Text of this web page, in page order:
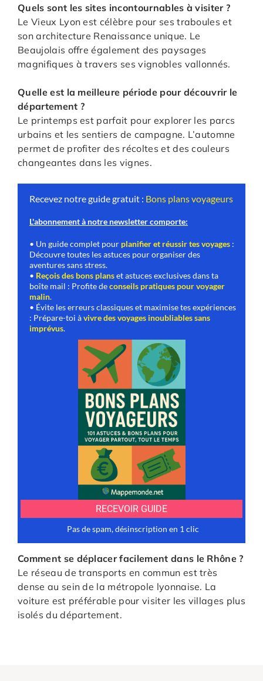
Quels sont les sites incontournables à visiter ?
Le Vieux Lyon est célèbre pour ses traboules et
son architecture Renaissance unique. Le
Beaujolais offre également des paysages
magnifiques à travers ses vignobles vallonnés.
Quelle est la meilleure période pour découvrir le
département ?
Le printemps est parfait pour explorer les parcs
urbains et les sentiers de campagne. L’automne
permet de profiter des récoltes et des couleurs
changeantes dans les vignes.
Comment se déplacer facilement dans le Rhône ?
Le réseau de transports en commun est très
dense au sein de la métropole lyonnaise. La
voiture est préférable pour visiter les villages plus
isolés du département.